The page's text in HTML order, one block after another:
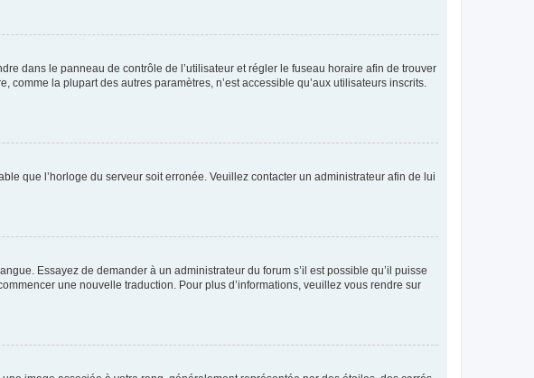
dans le panneau de contrôle de l’utilisateur et régler le fuseau horaire afin de trouver
la plupart des autres paramètres, n’est accessible qu’aux utilisateurs inscrits.
que l’horloge du serveur soit erronée. Veuillez contacter un administrateur afin de lui
Essayez de demander à un administrateur du forum s’il est possible qu’il puisse
une nouvelle traduction. Pour plus d’informations, veuillez vous rendre sur